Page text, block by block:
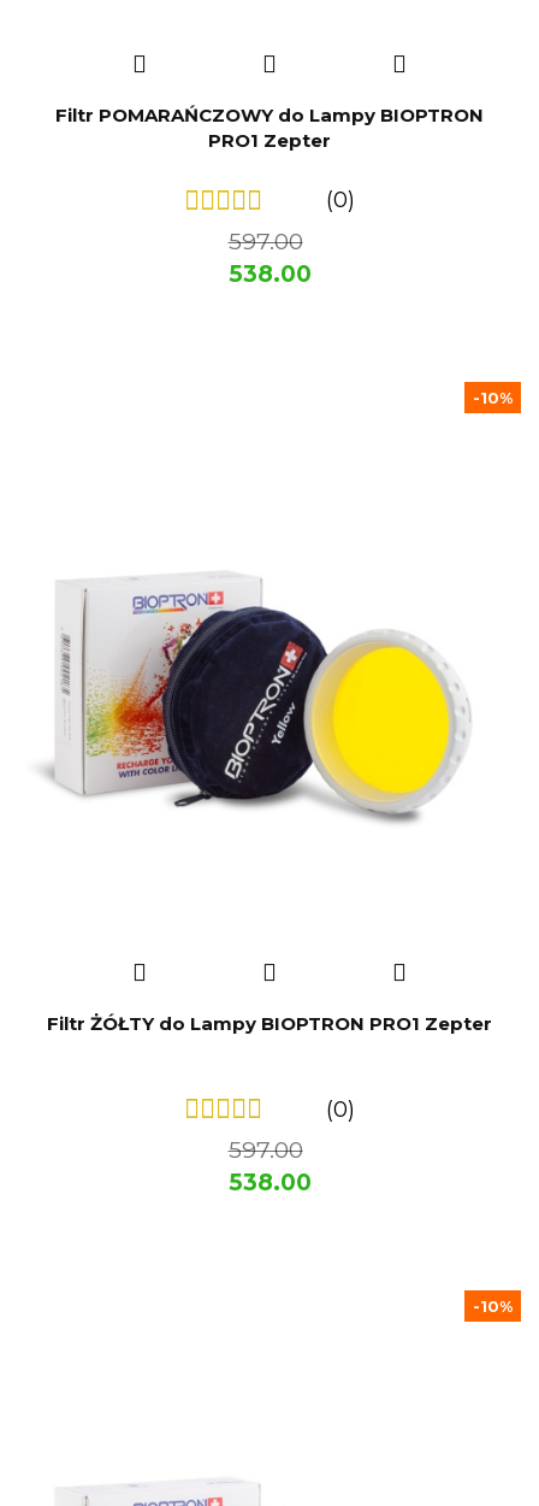
Filtr POMARAŃCZOWY do Lampy BIOPTRON
PRO1 Zepter
(0)
597.00
538.00
Filtr ŻÓŁTY do Lampy BIOPTRON PRO1 Zepter
(0)
597.00
-10%
538.00
-10%